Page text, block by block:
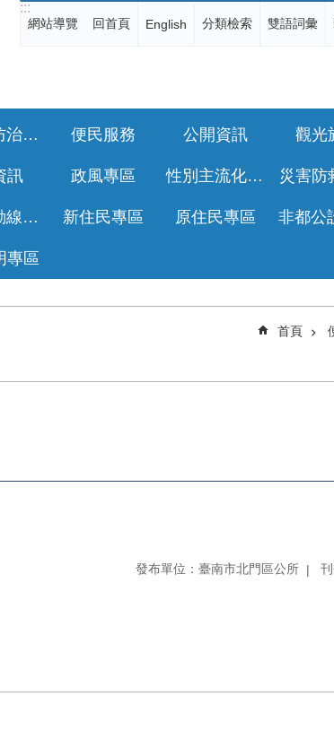
:::
網站導覽 回首頁 English 分類檢索 雙語詞彙
登革熱防治專區 便民服務 公開資訊 觀光
訊 政風專區 性別主流化專區 災害防
公所活動線上報名 新住民專區 原住民專區
專區
首頁
發布單位：臺南市北門區公所